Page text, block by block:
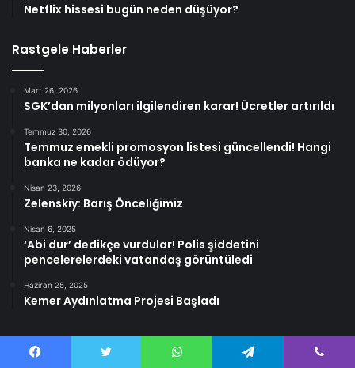
Netflix hissesi bugün neden düşüyor?
Rastgele Haberler
Mart 26, 2026
SGK’dan milyonları ilgilendiren karar! Ücretler artırıldı
Temmuz 30, 2026
Temmuz emekli promosyon listesi güncellendi! Hangi
banka ne kadar ödüyor?
Nisan 23, 2026
Zelenskiy: Barış Önceliğimiz
Nisan 6, 2025
‘Abi dur’ dedikçe vurdular! Polis şiddetini
pencelerelerdeki vatandaş görüntüledi
Haziran 25, 2025
Kemer Aydınlatma Projesi Başladı